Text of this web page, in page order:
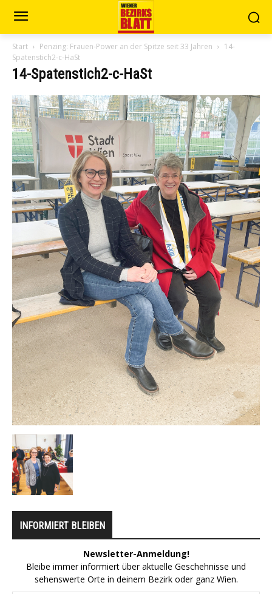
Start Penzing: Frauen-Power an der Spitze seit 33 Jahren
14-
Spatenstich2-c-HaSt
14-Spatenstich2-c-HaSt
INFORMIERT BLEIBEN
Newsletter-Anmeldung!
Bleibe immer informiert über aktuelle Geschehnisse und
sehenswerte Orte in deinem Bezirk oder ganz Wien.